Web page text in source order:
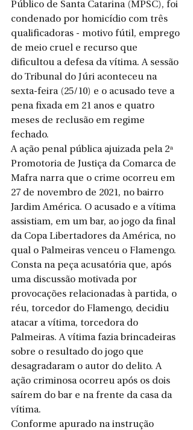
Público de Santa Catarina (MPSC), foi
condenado por homicídio com três
qualificadoras - motivo fútil, emprego
de meio cruel e recurso que
dificultou a defesa da vítima. A sessão
do Tribunal do Júri aconteceu na
sexta-feira (25/10) e o acusado teve a
pena fixada em 21 anos e quatro
meses de reclusão em regime
fechado.
A ação penal pública ajuizada pela 2ª
Promotoria de Justiça da Comarca de
Mafra narra que o crime ocorreu em
27 de novembro de 2021, no bairro
Jardim América. O acusado e a vítima
assistiam, em um bar, ao jogo da final
da Copa Libertadores da América, no
qual o Palmeiras venceu o Flamengo.
Consta na peça acusatória que, após
uma discussão motivada por
provocações relacionadas à partida, o
réu, torcedor do Flamengo, decidiu
atacar a vítima, torcedora do
Palmeiras. A vítima fazia brincadeiras
sobre o resultado do jogo que
desagradaram o autor do delito. A
ação criminosa ocorreu após os dois
saírem do bar e na frente da casa da
vítima.
Conforme apurado na instrução